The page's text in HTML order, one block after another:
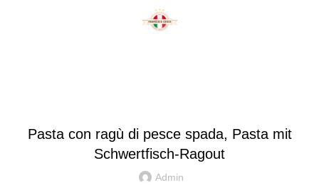
Pasta con ragù di pesce spada, Pasta mit
Schwertfisch-Ragout
Admin